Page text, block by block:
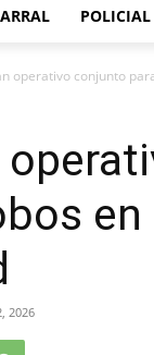
POLICIAL
operativo conjunto
2026